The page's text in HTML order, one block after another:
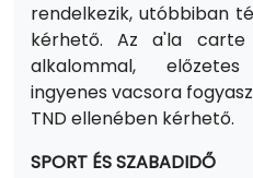
rendelkezik, utóbbiban
kérhető. Az a'la
alkalommal,
ingyenes vacsora
TND ellenében kérhető.
SPORT ÉS SZABADIDŐ